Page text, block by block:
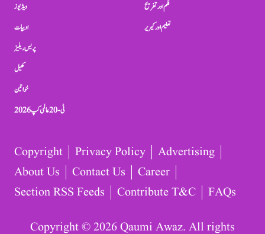
ویڈیوز
ادبیات
پریس ریلیز
کھیل
خواتین
ٹی-20 عالمی کپ 2026
فلم اور تفریح
تعلیم اور کیریر
Copyright Privacy Policy
Advertising
About Us
Contact Us
Career
Section RSS Feeds
Contribute T&C FAQs
Copyright © 2026 Qaumi Awaz. All rights